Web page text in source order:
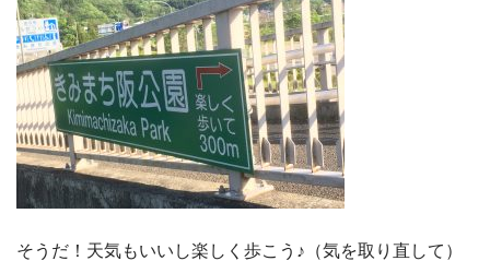
そうだ！天気もいいし楽しく歩こう♪（気を取り直して）